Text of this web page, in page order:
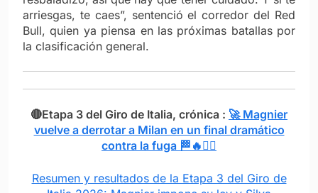
arriesgas, te caes”, sentenció el corredor del Red
Bull, quien ya piensa en las próximas batallas por
la clasificación general.
🔴Etapa 3 del Giro de Italia, crónica : 🚀 Magnier
vuelve a derrotar a Milan en un final dramático
contra la fuga 🏁🔥🚴‍♂️
Resumen y resultados de la Etapa 3 del Giro de